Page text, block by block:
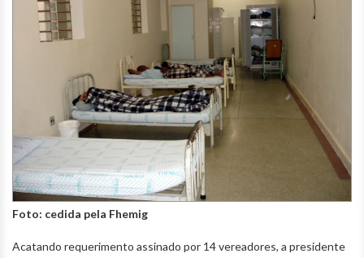
Foto: cedida pela Fhemig
Acatando requerimento assinado por 14 vereadores, a presidente